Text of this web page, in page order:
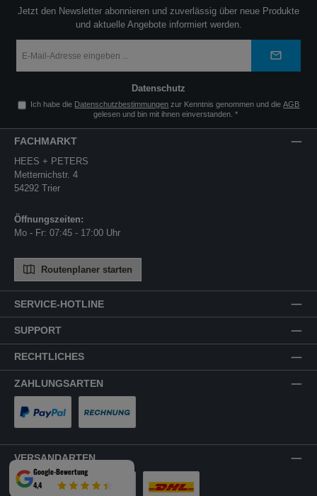
Jetzt den Newsletter abonnieren und zuverlässig über neue Produkte
und aktuelle Angebote informiert werden.
Mail-
*
Datenschutz
Ich habe die Datenschutzbestimmungen zur Kenntnis genommen und dieAGB
gelesen und bin mit ihnen einverstanden. *
SERVICE-HOTLINE
SUPPORT
RECHTLICHES
ZAHLUNGSARTEN
VERSANDARTEN
FACHMARKT
HEES + PETERS
Metternichstr. 4
54292 Trier
Öffnungszeiten:
Mo - Fr: 07:45 - 17:00 Uhr
Routenplaner starten
Google-Bewertung
4,4